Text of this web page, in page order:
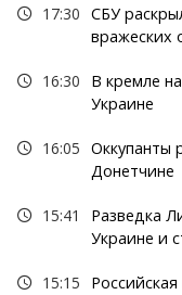
17:30 СБУ
вражеских
16:30
В кремле
Украине
16:05 Оккупанты
Донетчине
15:41
Разведка
Украине и
15:15